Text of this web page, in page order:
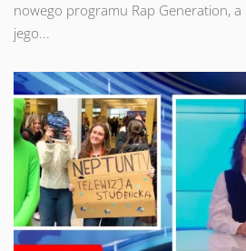
nowego programu Rap Generation,
jego...